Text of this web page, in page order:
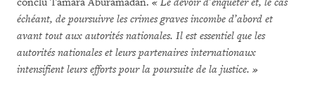
échéant, de poursuivre les crimes graves incombe d’abord et
avant tout aux autorités nationales. Il est essentiel que les
autorités nationales et leurs partenaires internationaux
intensifient leurs efforts pour la poursuite de la justice. »